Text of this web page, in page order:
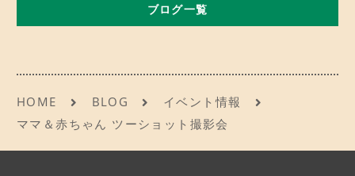
ブログ一覧
HOME BLOG
イベント情報
ママ＆赤ちゃん ツーショット撮影会